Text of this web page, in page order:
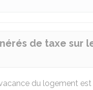
de taxe sur
du logement